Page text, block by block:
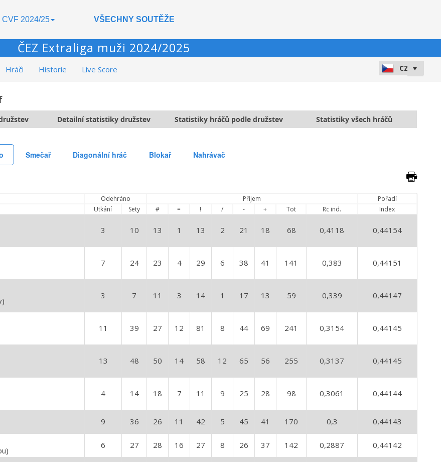
CVF 2024/25 VŠECHNY SOUTĚŽE
ČEZ Extraliga muži 2024/2025
Hráči Historie Live Score
Detailní statistiky družstev Statistiky hráčů podle družstev Statistiky všech hráčů
Smečař Diagonální hráč Blokař Nahrávač
Odehráno Příjem
Pořadí
Utkání
Sety # = ! / - + Tot Rc ind. Index
3 10 13 1 13 2 21 18 68 0,4118 0,44154
7 24 23 4 29 6 38 41 141 0,383 0,44151
3 7 11 3 14 1 17 13 59 0,339 0,44147
11 39 27 12 81 8 44 69 241 0,3154 0,44145
13 48 50 14 58 12 65 56 255 0,3137 0,44145
4 14 18 7 11 9 25 28 98 0,3061 0,44144
9 36 26 11 42 5 45 41 170 0,3 0,44143
6 27 28 16 27 8 26 37 142 0,2887 0,44142